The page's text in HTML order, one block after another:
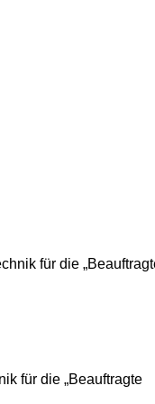
für die
für die „Beauftragte